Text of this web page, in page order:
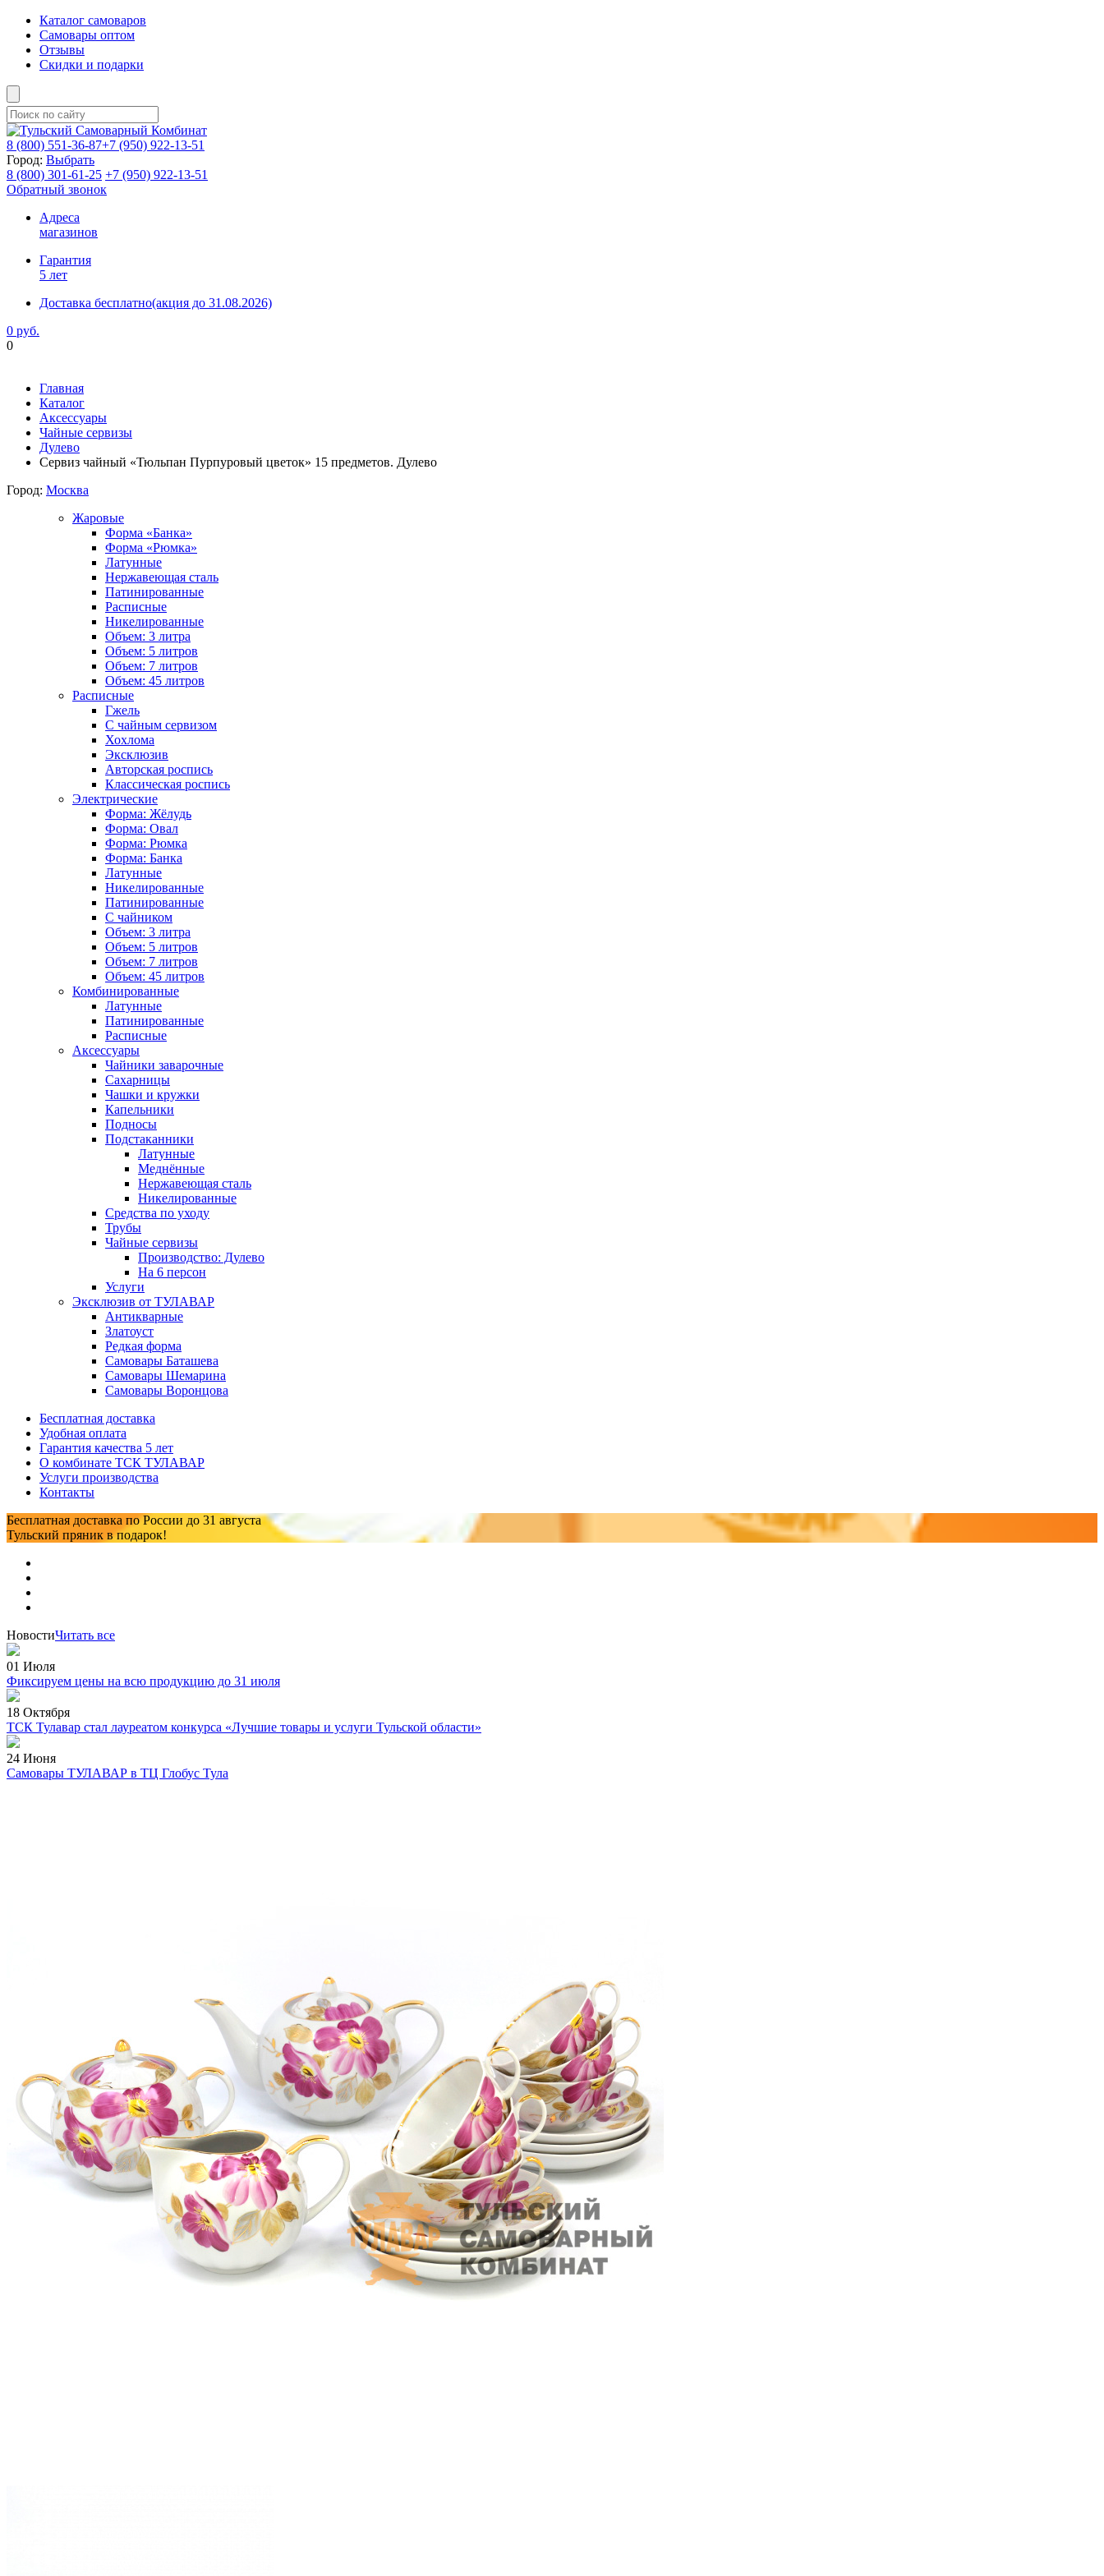
Каталог самоваров
Самовары оптом
Отзывы
Скидки и подарки
8 (800) 551-36-87+7 (950) 922-13-51
Город: Выбрать
8 (800) 301-61-25 +7 (950) 922-13-51
Обратный звонок
Адреса
магазинов
Гарантия
5 лет
Доставка бесплатно(акция до 31.08.2026)
0 руб.
0
Главная
Каталог
Аксессуары
Чайные сервизы
Дулево
Сервиз чайный «Тюльпан Пурпуровый цветок» 15 предметов. Дулево
Город: Москва
Жаровые
Форма «Банка»
Форма «Рюмка»
Латунные
Нержавеющая сталь
Патинированные
Расписные
Никелированные
Объем: 3 литра
Объем: 5 литров
Объем: 7 литров
Объем: 45 литров
Расписные
Гжель
С чайным сервизом
Хохлома
Эксклюзив
Авторская роспись
Классическая роспись
Электрические
Форма: Жёлудь
Форма: Овал
Форма: Рюмка
Форма: Банка
Латунные
Никелированные
Патинированные
С чайником
Объем: 3 литра
Объем: 5 литров
Объем: 7 литров
Объем: 45 литров
Комбинированные
Латунные
Патинированные
Расписные
Аксессуары
Чайники заварочные
Сахарницы
Чашки и кружки
Капельники
Подносы
Подстаканники
Латунные
Меднённые
Нержавеющая сталь
Никелированные
Средства по уходу
Трубы
Чайные сервизы
Производство: Дулево
На 6 персон
Услуги
Эксклюзив от ТУЛАВАР
Антикварные
Златоуст
Редкая форма
Самовары Баташева
Самовары Шемарина
Самовары Воронцова
Бесплатная доставка
Удобная оплата
Гарантия качества 5 лет
О комбинате ТСК ТУЛАВАР
Услуги производства
Контакты
Бесплатная доставка по России до 31 августа
Тульский пряник в подарок!
НовостиЧитать все
01 Июля
Фиксируем цены на всю продукцию до 31 июля
18 Октября
ТСК Тулавар стал лауреатом конкурса «Лучшие товары и услуги Тульской области»
24 Июня
Самовары ТУЛАВАР в ТЦ Глобус Тула